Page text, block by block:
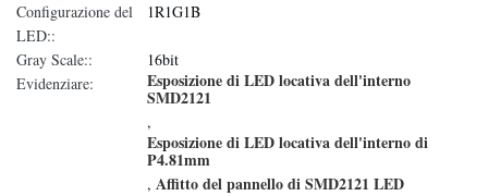
Configurazione del
LED::
1R1G1B
Gray Scale::
16bit
Evidenziare:
Esposizione di LED locativa dell'interno
SMD2121
,
Esposizione di LED locativa dell'interno di
P4.81mm
, Affitto del pannello di SMD2121 LED